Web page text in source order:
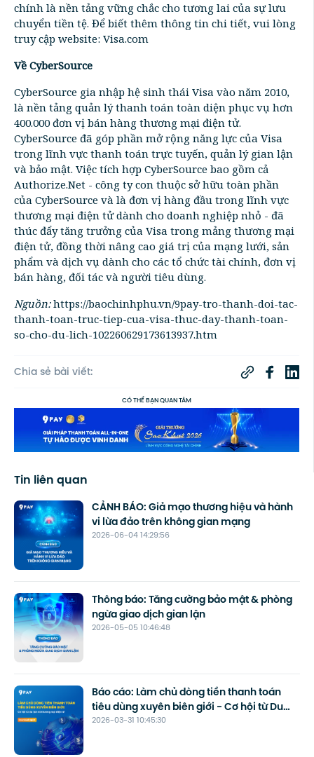
chính là nền tảng vững chắc cho tương lai của sự lưu
chuyển tiền tệ. Để biết thêm thông tin chi tiết, vui lòng
truy cập website: Visa.com
Về CyberSource
CyberSource gia nhập hệ sinh thái Visa vào năm 2010,
là nền tảng quản lý thanh toán toàn diện phục vụ hơn
400.000 đơn vị bán hàng thương mại điện tử.
CyberSource đã góp phần mở rộng năng lực của Visa
trong lĩnh vực thanh toán trực tuyến, quản lý gian lận
và bảo mật. Việc tích hợp CyberSource bao gồm cả
Authorize.Net - công ty con thuộc sở hữu toàn phần
của CyberSource và là đơn vị hàng đầu trong lĩnh vực
thương mại điện tử dành cho doanh nghiệp nhỏ - đã
thúc đẩy tăng trưởng của Visa trong mảng thương mại
điện tử, đồng thời nâng cao giá trị của mạng lưới, sản
phẩm và dịch vụ dành cho các tổ chức tài chính, đơn vị
bán hàng, đối tác và người tiêu dùng.
Nguồn:https://baochinhphu.vn/9pay-tro-thanh-doi-tac-
thanh-toan-truc-tiep-cua-visa-thuc-day-thanh-toan-
so-cho-du-lich-102260629173613937.htm
Chia sẻ bài viết:
CÓ THỂ BẠN QUAN TÂM
Tin liên quan
2026-06-04 14:29:56
CẢNH BÁO: Giả mạo thương hiệu và hành
vi lừa đảo trên không gian mạng
2026-05-05 10:46:48
Thông báo: Tăng cường bảo mật & phòng
ngừa giao dịch gian lận
2026-03-31 10:45:30
Báo cáo: Làm chủ dòng tiền thanh toán
tiêu dùng xuyên biên giới - Cơ hội từ Du
lịch và Thương mại điện tử